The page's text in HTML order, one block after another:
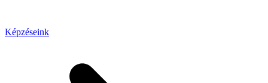
Képzéseink